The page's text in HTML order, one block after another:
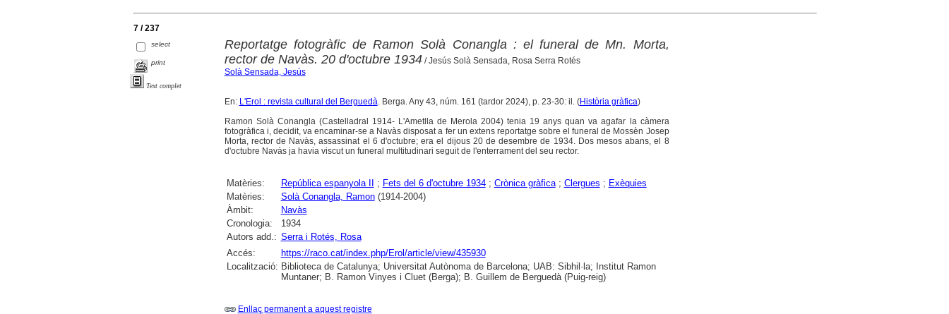
7 / 237
select
print
Text complet
Reportatge fotogràfic de Ramon Solà Conangla : el funeral de Mn. Morta,
rector de Navàs. 20 d'octubre 1934/ Jesús Solà Sensada, Rosa Serra Rotés
Solà Sensada, Jesús
En: L'Erol : revista cultural del Berguedà . Berga. Any 43, núm. 161 (tardor 2024), p. 23-30: il. (Història gràfica)
Ramon Solà Conangla (Castelladral 1914- L'Ametlla de Merola 2004) tenia 19 anys quan va agafar la càmera
fotogràfica i, decidit, va encaminar-se a Navàs disposat a fer un extens reportatge sobre el funeral de Mossèn Josep
Morta, rector de Navàs, assassinat el 6 d'octubre; era el dijous 20 de desembre de 1934. Dos mesos abans, el 8
d'octubre Navàs ja havia viscut un funeral multitudinari seguit de l'enterrament del seu rector.
Matèries: República espanyola II ; Fets del 6 d'octubre 1934; Crònica gràfica; Clergues ; Exèquies
Matèries:
Solà Conangla, Ramon(1914-2004)
Àmbit:
Navàs
Cronologia:
1934
Autors add.: Serra i Rotés, Rosa
Accés:
https://raco.cat/index.php/Erol/article/view/435930
Localització: Biblioteca de Catalunya; Universitat Autònoma de Barcelona; UAB: Sibhil·la; Institut Ramon
Muntaner; B. Ramon Vinyes i Cluet (Berga); B. Guillem de Berguedà (Puig-reig)
Enllaç permanent a aquest registre